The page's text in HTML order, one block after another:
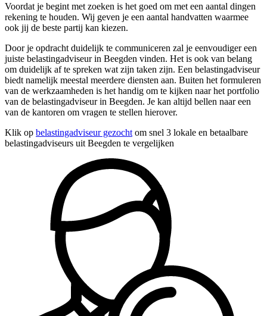
Voordat je begint met zoeken is het goed om met een aantal dingen
rekening te houden. Wij geven je een aantal handvatten waarmee
ook jij de beste partij kan kiezen.
Door je opdracht duidelijk te communiceren zal je eenvoudiger een
juiste belastingadviseur in Beegden vinden. Het is ook van belang
om duidelijk af te spreken wat zijn taken zijn. Een belastingadviseur
biedt namelijk meestal meerdere diensten aan. Buiten het formuleren
van de werkzaamheden is het handig om te kijken naar het portfolio
van de belastingadviseur in Beegden. Je kan altijd bellen naar een
van de kantoren om vragen te stellen hierover.
Klik op belastingadviseur gezocht om snel 3 lokale en betaalbare
belastingadviseurs uit Beegden te vergelijken